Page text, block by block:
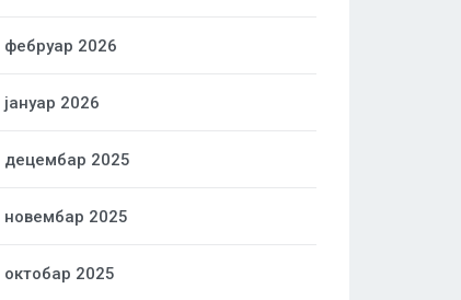
фебруар 2026
јануар 2026
децембар 2025
новембар 2025
октобар 2025